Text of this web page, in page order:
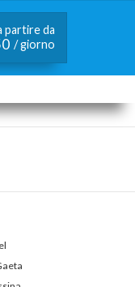
partire da
/ giorno